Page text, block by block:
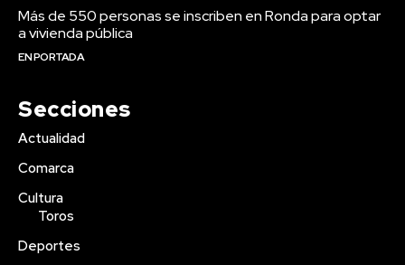
Más de 550 personas se inscriben en Ronda para optar
a vivienda pública
EN PORTADA
Secciones
Actualidad
Comarca
Cultura
Toros
Deportes